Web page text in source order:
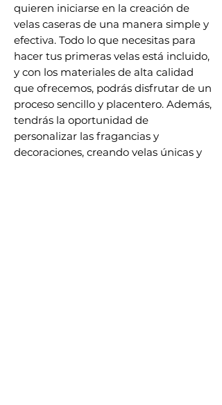
quieren iniciarse en la creación de
velas caseras de una manera simple y
efectiva. Todo lo que necesitas para
hacer tus primeras velas está incluido,
y con los materiales de alta calidad
que ofrecemos, podrás disfrutar de un
proceso sencillo y placentero. Además,
tendrás la oportunidad de
personalizar las fragancias y
decoraciones, creando velas únicas y